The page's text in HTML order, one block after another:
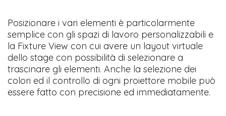
Posizionare i vari elementi è particolarmente
semplice con gli spazi di lavoro personalizzabili e
la Fixture View con cui avere un layout virtuale
dello stage con possibilità di selezionare a
trascinare gli elementi. Anche la selezione dei
colori ed il controllo di ogni proiettore mobile può
essere fatto con precisione ed immediatamente.